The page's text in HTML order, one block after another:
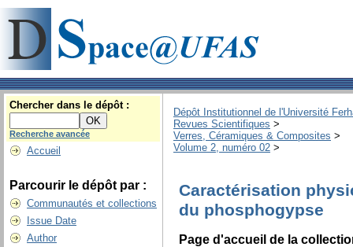
Chercher dans le dépôt :
Recherche avancée
Accueil
Parcourir le dépôt par :
Communautés et collections
Issue Date
Author
Dépôt Institutionnel de l'Université
Revues Scientifiques >
Verres, Céramiques & Composites >
Volume 2, numéro 02 >
Caractérisation
du phosphogypse
Page d'accueil de la